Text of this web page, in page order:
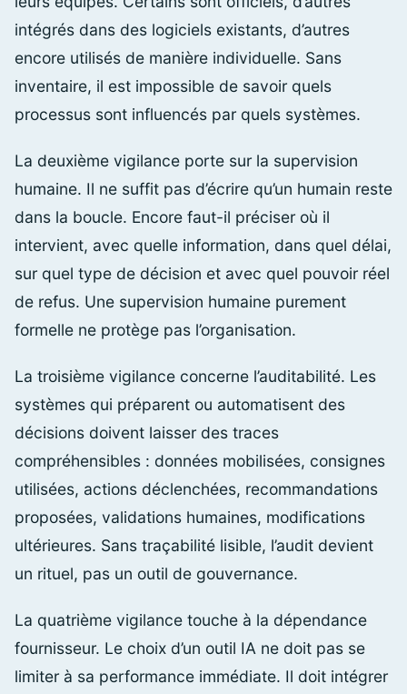
intégrés dans des logiciels existants, d’autres
encore utilisés de manière individuelle. Sans
inventaire, il est impossible de savoir quels
processus sont influencés par quels systèmes.
La deuxième vigilance porte sur la supervision
humaine. Il ne suffit pas d’écrire qu’un humain reste
dans la boucle. Encore faut-il préciser où il
intervient, avec quelle information, dans quel délai,
sur quel type de décision et avec quel pouvoir réel
de refus. Une supervision humaine purement
formelle ne protège pas l’organisation.
La troisième vigilance concerne l’auditabilité. Les
systèmes qui préparent ou automatisent des
décisions doivent laisser des traces
compréhensibles : données mobilisées, consignes
utilisées, actions déclenchées, recommandations
proposées, validations humaines, modifications
ultérieures. Sans traçabilité lisible, l’audit devient
un rituel, pas un outil de gouvernance.
La quatrième vigilance touche à la dépendance
fournisseur. Le choix d’un outil IA ne doit pas se
limiter à sa performance immédiate. Il doit intégrer